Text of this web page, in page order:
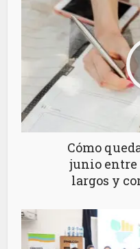
Cómo
junio entre
largos y